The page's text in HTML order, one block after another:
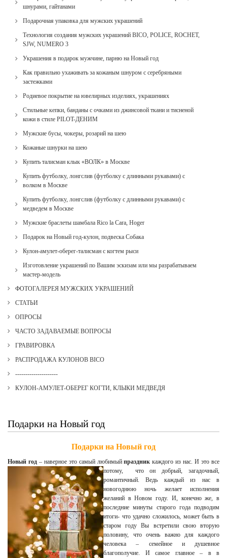
шнурами, гайтанами
Подарочная упаковка для мужских украшений
Технология создания мужских украшений BICO, POLICE, ROCHET,
SJW, NUMERO 3
Украшения в подарок мужчине, парню на Новый год
Как правильно ухаживать за кожаным шнуром с серебряными
застежками
Родиевое покрытие на ювелирных изделиях, украшениях
Стильные кепки, банданы с очками из джинсовой ткани и тисненой
кожи в стиле PILOT-ДЕНИМ
Мужские бусы, чокеры, розарий на шею
Кожаные шнурки на шею
Купить талисман клык «ВОЛК» в Москве
Купить футболку, лонгслив (футболку с длинными рукавами) с
волком в Москве
Купить футболку, лонгслив (футболку с длинными рукавами) с
медведем в Москве
Мужские браслеты шамбала Rico la Cara, Hoger
Подарок на Новый год-кулон, подвеска Собака
Кулон-амулет-оберег-талисман с когтем рыси
Изготовление украшений по Вашим эскизам или мы разрабатываем
мастер-модель
ФОТОГАЛЕРЕЯ МУЖСКИХ УКРАШЕНИЙ
СТАТЬИ
ОПРОСЫ
ЧАСТО ЗАДАВАЕМЫЕ ВОПРОСЫ
ГРАВИРОВКА
РАСПРОДАЖА КУЛОНОВ BICO
---------------------
КУЛОН-АМУЛЕТ-ОБЕРЕГ КОГТИ, КЛЫКИ МЕДВЕДЯ
Подарки на Новый год
Подарки на Новый год
Новый год– наверное это самый любимыйпраздник каждого из нас.И это все
потому, что он добрый, загадочный,
романтичный. Ведь каждый из нас в
новогоднюю ночь желает исполнения
желаний в Новом году. И, конечно же, в
последние минуты старого года подводим
итоги- что удачно сложилось, может быть в
старом году Вы встретили свою вторую
половину, что очень важно для каждого
человека – семейное и душевное
благополучие. И самое главное – в в